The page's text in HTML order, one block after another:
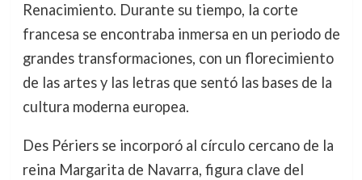
Renacimiento. Durante su tiempo, la corte
francesa se encontraba inmersa en un periodo de
grandes transformaciones, con un florecimiento
de las artes y las letras que sentó las bases de la
cultura moderna europea.
Des Périers se incorporó al círculo cercano de la
reina Margarita de Navarra, figura clave del